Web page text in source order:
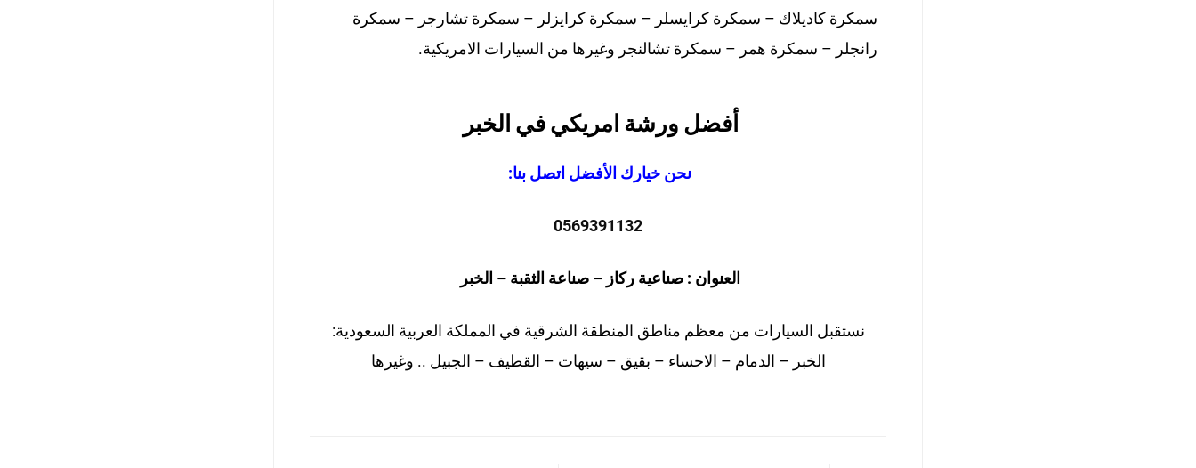
سمكرة كاديلاك – سمكرة كرايسلر – سمكرة كرايزلر – سمكرة تشارجر – سمكرة
رانجلر – سمكرة همر – سمكرة تشالنجر وغيرها من السيارات الامريكية.
أفضل ورشة امريكي في الخبر
نحن خيارك الأفضل اتصل بنا:
0569391132
العنوان : صناعية ركاز – صناعة الثقبة – الخبر
نستقبل السيارات من معظم مناطق المنطقة الشرقية في المملكة العربية السعودية:
الخبر – الدمام – الاحساء – بقيق – سيهات – القطيف – الجبيل .. وغيرها